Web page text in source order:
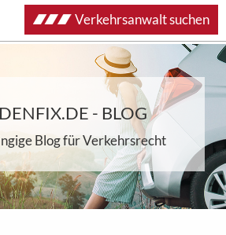
- BLOG
Blog für Verkehrsrecht
Verkehrsanwalt suchen